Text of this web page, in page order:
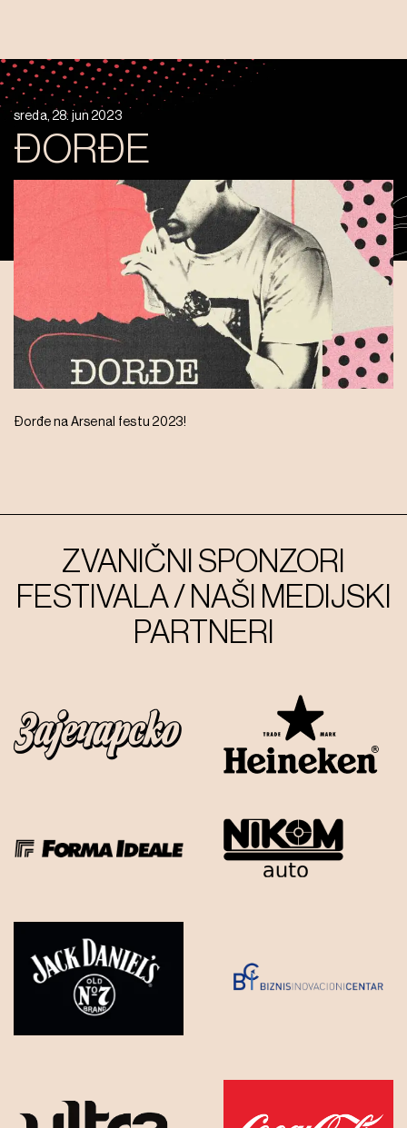
sreda, 28. jun 2023
ĐORĐE
Đorđe na Arsenal festu 2023!
ZVANIČNI SPONZORI
FESTIVALA / NAŠI MEDIJSKI
PARTNERI